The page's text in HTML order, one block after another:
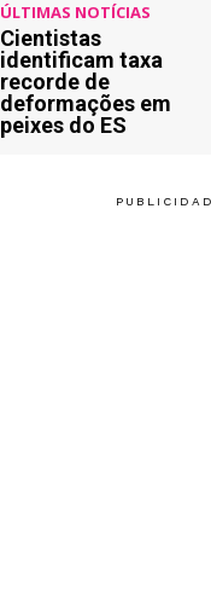
ÚLTIMAS NOTÍCIAS
Cientistas
identificam taxa
recorde de
deformações em
peixes do ES